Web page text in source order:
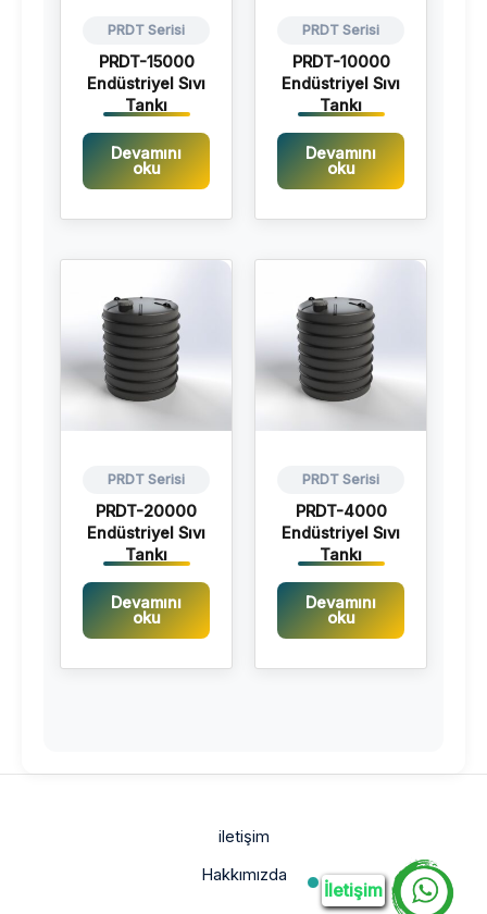
PRDT Serisi
PRDT-15000
Endüstriyel Sıvı
Tankı
Devamını
oku
PRDT Serisi
PRDT-10000
Endüstriyel Sıvı
Tankı
Devamını
oku
PRDT Serisi
PRDT-20000
Endüstriyel Sıvı
Tankı
Devamını
oku
PRDT Serisi
PRDT-4000
Endüstriyel Sıvı
Tankı
Devamını
oku
iletişim
Hakkımızda
İletişim